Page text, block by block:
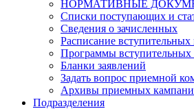
НОРМАТИВНЫЕ
Списки поступающих и
Сведения о зачисленных
Расписание
Программы
Бланки заявлений
Задать вопрос приемной
Архивы приемных
Подразделения